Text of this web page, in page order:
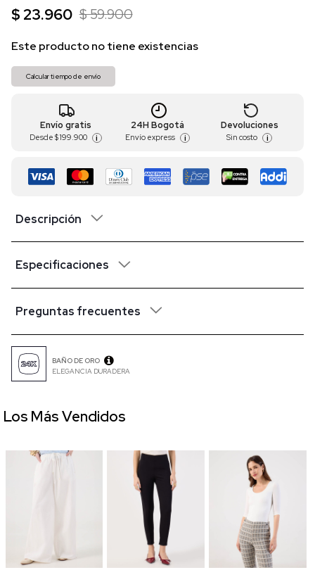
$ 23.960 $ 59.900
Este producto no tiene existencias
Calcular tiempo de envío
Envío gratis
Desde $ 199.900 i
24H Bogotá
Envío express i
Devoluciones
Sin costo i
Descripción
Especificaciones
Preguntas frecuentes
BAÑO DE ORO
ELEGANCIA DURADERA
Los Más Vendidos